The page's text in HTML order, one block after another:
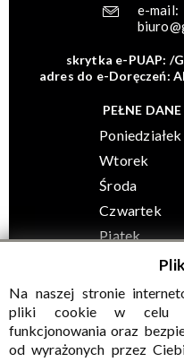
e-mail:
skrytka e-PUAP: /
adres do e-Doręczeń:
PEŁNE
Poniedziałek
Wtorek
Środa
Czwartek
Piątek
© Wszelkie prawa
Na naszej stronie
pliki cookie w celu
funkcjonowania oraz
od wyrażonych przez